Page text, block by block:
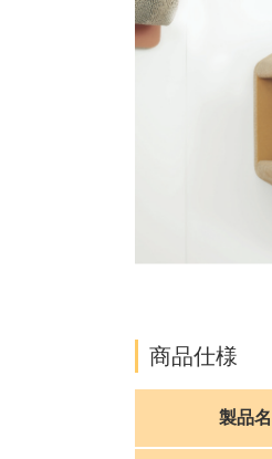
商品仕様
製品名